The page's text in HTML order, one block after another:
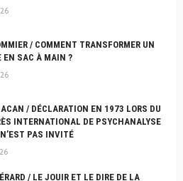
/ COMMENT TRANSFORMER UN
EN SAC À MAIN ?
/ DÉCLARATION EN 1973 LORS DU
INTERNATIONAL DE PSYCHANALYSE
PAS INVITÉ
/ LE JOUIR ET LE DIRE DE LA